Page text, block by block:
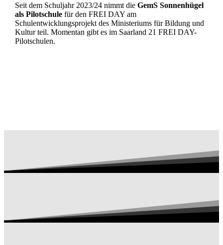
Seit dem Schuljahr 2023/24 nimmt die GemS Sonnenhügel
als Pilotschulefür den FREI DAY am
Schulentwicklungsprojekt des Ministeriums für Bildung und
Kultur teil. Momentan gibt es im Saarland 21 FREI DAY-
Pilotschulen.